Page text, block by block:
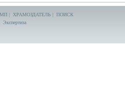
| ХРАМОЗДАТЕЛЬ | ПОИСК
Экспертиза